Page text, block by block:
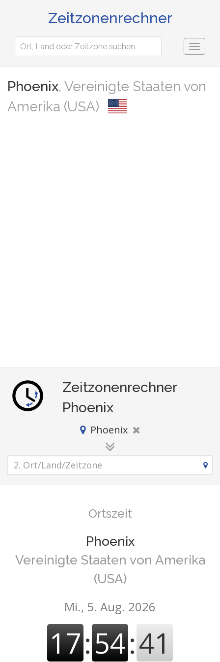
Zeitzonenrechner
Toggle
Phoenix, Vereinigte Staaten von
Amerika (USA)
Zeitzonenrechner
Phoenix
Phoenix
Ortszeit
Phoenix
Vereinigte Staaten von Amerika
(USA)
Mi., 5. Aug. 2026
17:54:41